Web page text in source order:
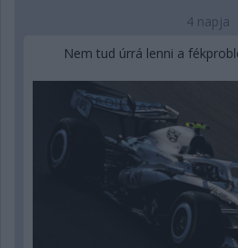
4 napja
Nem tud úrrá lenni a